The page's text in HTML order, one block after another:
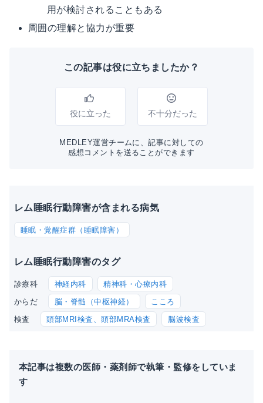
用が検討されることもある
周囲の理解と協力が重要
この記事は役に立ちましたか？
役に立った 不十分だった
MEDLEY運営チームに、記事に対しての
感想コメントを送ることができます
レム睡眠行動障害が含まれる病気
睡眠・覚醒症群（睡眠障害）
レム睡眠行動障害のタグ
診療科 神経内科 精神科・心療内科
からだ 脳・脊髄（中枢神経） こころ
検査 頭部MRI検査、頭部MRA検査 脳波検査
本記事は複数の医師・薬剤師で執筆・監修をしていま
す